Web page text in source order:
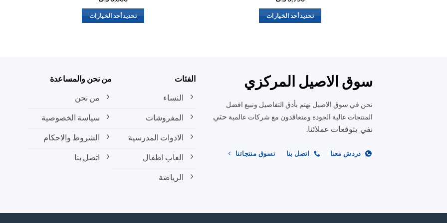
تحديد أحد الخيارات
المختلفة
لهذا
يمكن
اختيار
صفحة
تحديد أحد الخيارات
لهذا
المنتج.
اختيار
صفحة
سوق الاصيل المركزي
نحن في سوق الاصيل نهتم بأدق التفاصيل ونبيع افضل
المنتجات عالية الجودة ومتعاقدون مع شركات عالمية حتي
نفي بتوقعات عملائنا.
دردش معنا اتصل بنا تسوق منتجاتنا
الفئات
النساء
المفروشات
الادوات المدرسية
العاب اطفال
الرياضة
من نحن والمساعدة
من نحن
سياسة الخصوصية
الشروط والاحكام
اتصل بنا